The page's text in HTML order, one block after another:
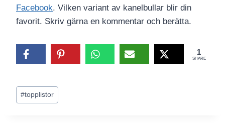
Facebook. Vilken variant av kanelbullar blir din
favorit. Skriv gärna en kommentar och berätta.
1
SHARE
Post
Tags:
#topplistor